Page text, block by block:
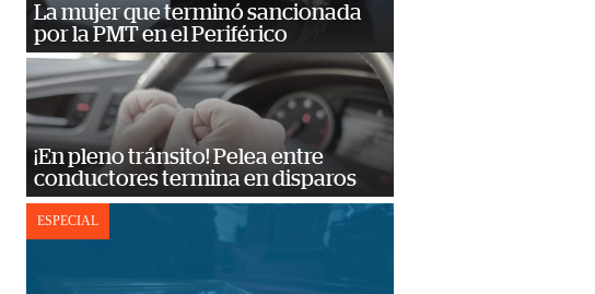
La mujer que terminó sancionada
por la PMT en el Periférico
¡En pleno tránsito! Pelea entre
conductores termina en disparos
ESPECIAL